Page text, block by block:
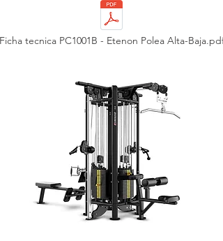
tecnica PC1001B - Etenon Polea Alta-Baja.pdf